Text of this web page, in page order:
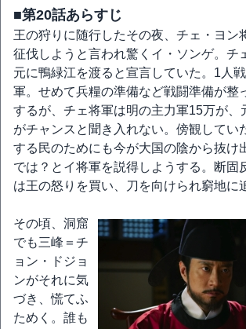
■第20話あらすじ
王の狩りに随行したその夜、チェ・ヨン
征伐しようと言われ驚くイ・ソンゲ。チ
元に鴨緑江を渡ると宣言していた。1人
軍。せめて兵糧の準備など戦闘準備が整
するが、チェ将軍は明の主力軍15万が、
がチャンスと聞き入れない。傍観してい
する民のためにも今が大国の陰から抜け
では？とイ将軍を説得しようする。断固
は王の怒りを買い、刀を向けられ窮地に
その頃、洞窟
でも三峰＝チ
ョン・ドジョ
ンがそれに気
づき、慌てふ
ためく。誰も